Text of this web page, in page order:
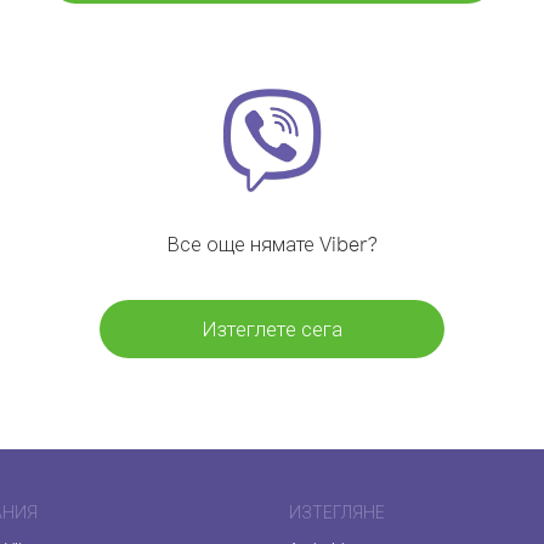
Все още нямате Viber?
Изтеглете сега
ИЗТЕГЛЯНЕ